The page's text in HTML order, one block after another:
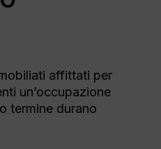
affittati per
un’occupazione
termine durano